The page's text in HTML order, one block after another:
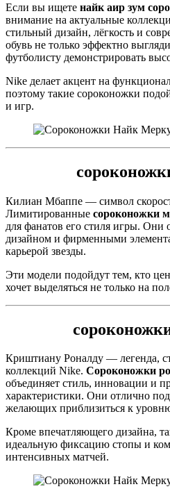
Если вы ищете найк аир зум
внимание на актуальные
стильный дизайн, лёгкость и
обувь не только эффектно
футболисту демонстрировать
Nike делает акцент на
поэтому такие сороконожки
и игр.
Килиан Мбаппе — символ
Лимитированные сороконожки
для фанатов его стиля игры.
дизайном и фирменными
карьерой звезды.
Эти модели подойдут тем, кто
хочет выделяться не только на
Криштиану Роналду — легенда,
коллекций Nike. Сороконожки
объединяет стиль, инновации и
характеристики. Они отлично
желающих приблизиться к
Кроме впечатляющего дизайна,
идеальную фиксацию стопы и
интенсивных матчей.